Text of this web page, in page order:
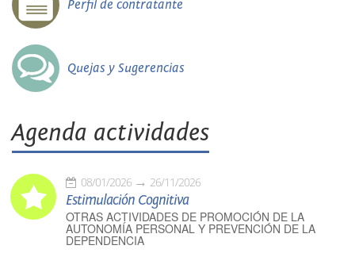
Perfil de contratante
Quejas y Sugerencias
Agenda actividades
08/01/2026 26/11/2026
Estimulación Cognitiva
OTRAS ACTIVIDADES DE PROMOCIÓN DE LA
AUTONOMÍA PERSONAL Y PREVENCIÓN DE LA
DEPENDENCIA